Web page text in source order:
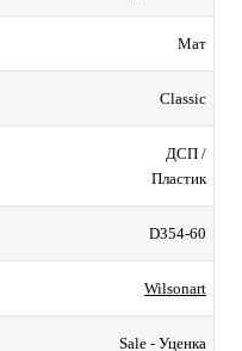
Мат
Classic
ДСП /
Пластик
D354-60
Wilsonart
Sale - Уценка